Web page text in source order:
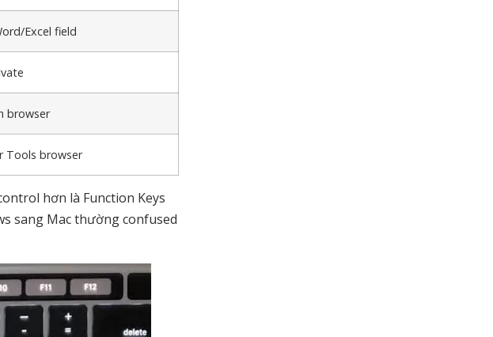
Excel field
browser
Tools browser
hơn là Function Keys
sang Mac thường confused